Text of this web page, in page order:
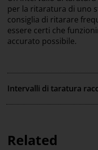
per la ritaratura di uno
consiglia di ritarare
essere certi che
accurato possibile.
Intervalli di taratura
Related